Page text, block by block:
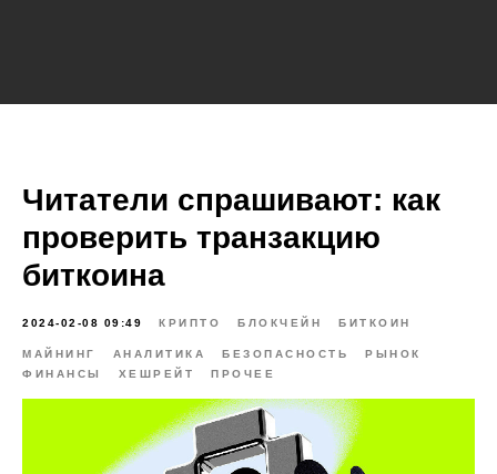
Читатели спрашивают: как
проверить транзакцию
биткоина
2024-02-08 09:49 КРИПТО БЛОКЧЕЙН БИТКОИН
МАЙНИНГ АНАЛИТИКА БЕЗОПАСНОСТЬ
РЫНОК
ФИНАНСЫ
ХЕШРЕЙТ ПРОЧЕЕ